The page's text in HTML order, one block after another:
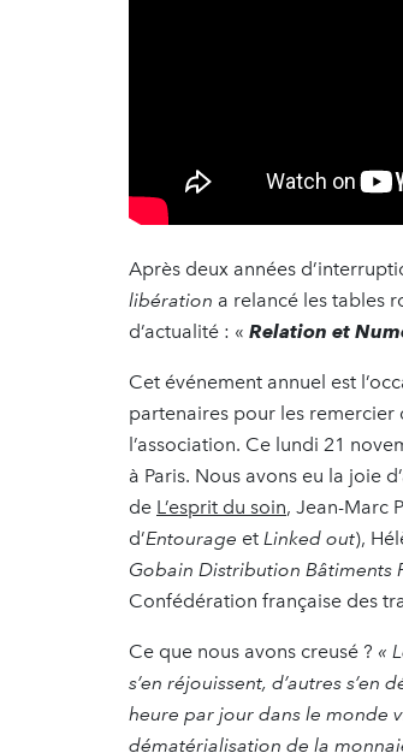
Après deux années
libération a relancé les tables
d’actualité : « Relation et
Cet événement annuel est
partenaires pour les remercier
l’association. Ce lundi 21
à Paris. Nous avons eu la joie
de L’esprit du soin, Jean-Marc
d’Entourage et Linked out),
Gobain Distribution Bâtiments
Confédération française des
Ce que nous avons creusé ? «
s’en réjouissent, d’autres
heure par jour dans le monde
dématérialisation de la